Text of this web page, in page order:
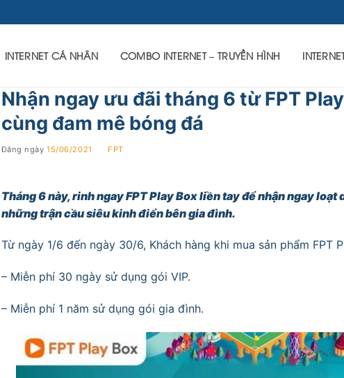
INTERNET CÁ NHÂN COMBO INTERNET – TRUYỀN HÌNH
Nhận ngay ưu đãi tháng 6 từ FPT
cùng đam mê bóng đá
Đăng ngày15/06/2021 FPT
Tháng 6 này, rinh ngay FPT Play Box liền tay để nhận ngay
những trận cầu siêu kinh điển bên gia đình.
Từ ngày 1/6 đến ngày 30/6, Khách hàng khi mua sản phẩm FPT
– Miễn phí 30 ngày sử dụng gói VIP.
– Miễn phí 1 năm sử dụng gói gia đình.